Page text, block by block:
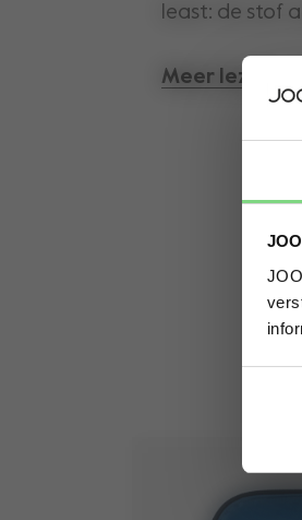
least: de stof
gerecyclede
avontuurlijk
Meer lezen